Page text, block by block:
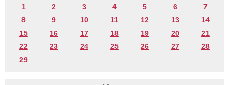
1 2 3 4 5 6
7
8
9 10 11 12 13
14
15
16 17 18 19 20
21
22
23 24 25 26 27
28
29